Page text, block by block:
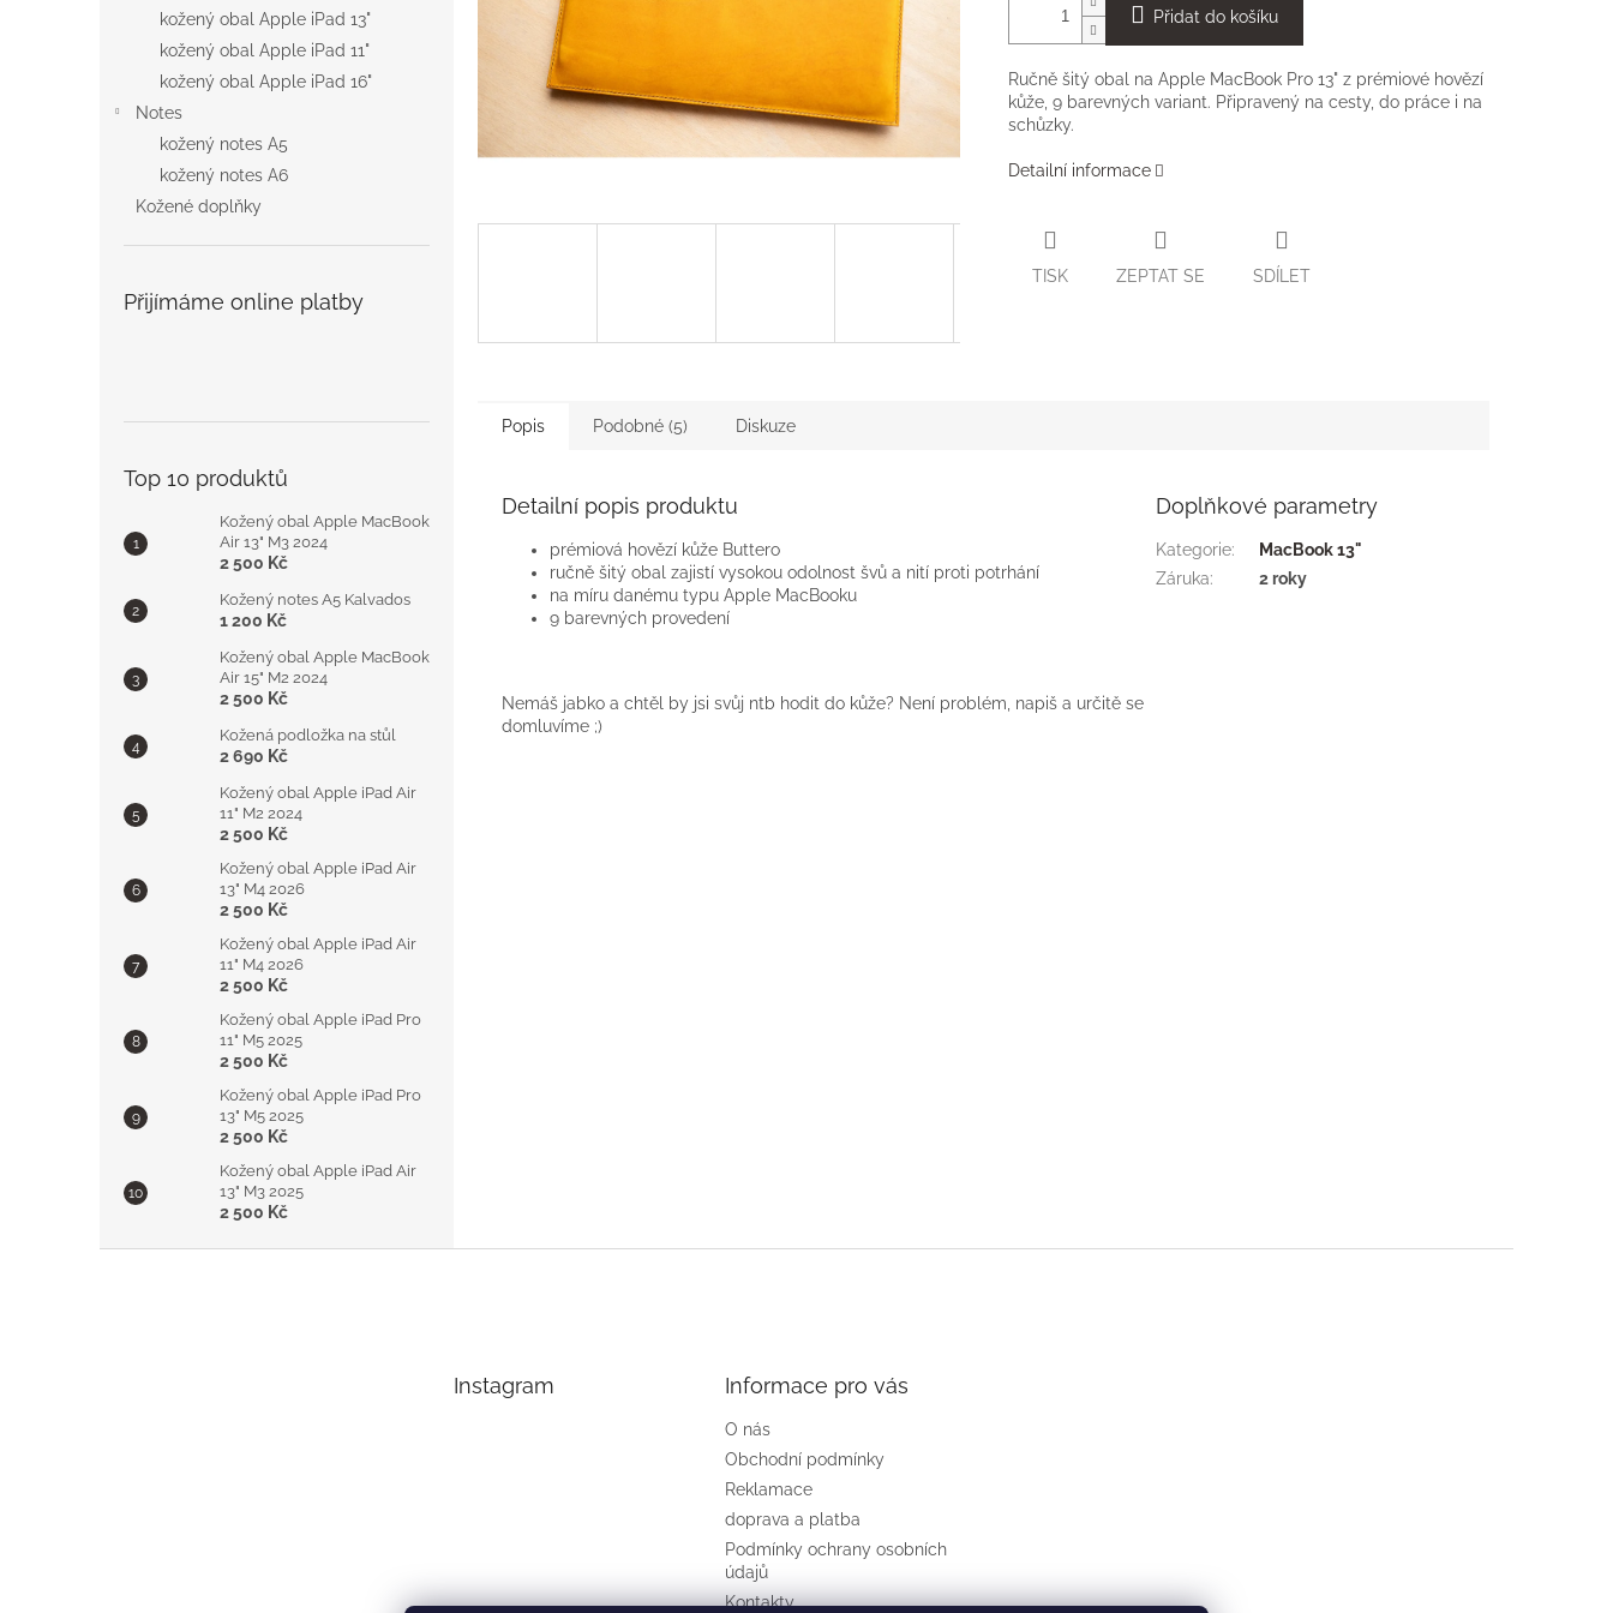
kožený obal Apple iPad 13"
kožený obal Apple iPad 11"
kožený obal Apple iPad 16"
Notes
kožený notes A5
kožený notes A6
Kožené doplňky
Přijímáme online platby
Top 10 produktů
Kožený obal Apple MacBook
Air 13" M3 2024
2 500 Kč
Kožený notes A5 Kalvados
1 200 Kč
Kožený obal Apple MacBook
Air 15" M2 2024
2 500 Kč
Kožená podložka na stůl
2 690 Kč
Kožený obal Apple iPad Air
11" M2 2024
2 500 Kč
Kožený obal Apple iPad Air
13" M4 2026
2 500 Kč
Kožený obal Apple iPad Air
11" M4 2026
2 500 Kč
Kožený obal Apple iPad Pro
11" M5 2025
2 500 Kč
Kožený obal Apple iPad Pro
13" M5 2025
2 500 Kč
Kožený obal Apple iPad Air
13" M3 2025
2 500 Kč
Přidat do košíku
Ručně šitý obal na Apple MacBook Pro 13" z prémiové hovězí
kůže, 9 barevných variant. Připravený na cesty, do práce i na
schůzky.
Detailní informace
TISK ZEPTAT SE SDÍLET
Popis Podobné (5) Diskuze
Detailní popis produktu
prémiová hovězí kůže Buttero
ručně šitý obal zajistí vysokou odolnost švů a nití proti potrhání
na míru danému typu Apple MacBooku
9 barevných provedení
Nemáš jabko a chtěl by jsi svůj ntb hodit do kůže? Není problém, napiš a určitě se
domluvíme ;)
Doplňkové parametry
Kategorie:
MacBook 13"
Záruka: 2 roky
Instagram Informace pro vás
O nás
Obchodní podmínky
Reklamace
doprava a platba
Podmínky ochrany osobních
údajů
Kontakty